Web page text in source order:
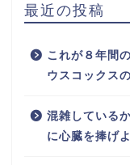
最近の投稿
これが８年間
ウスコックス
混雑している
に心臓を捧げよ